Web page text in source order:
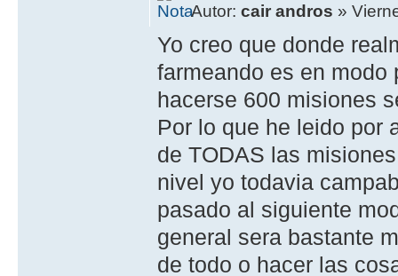
Autor:cair andros »
Yo creo que donde
farmeando es en
hacerse 600 misiones
Por lo que he leido por
de TODAS las
nivel yo todavia
pasado al siguiente
general sera bastante
de todo o hacer las